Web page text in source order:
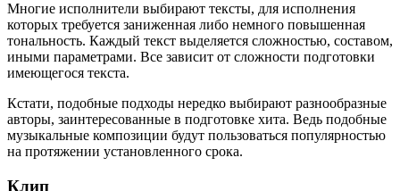
Многие исполнители выбирают тексты, для исполнения
которых требуется заниженная либо немного повышенная
тональность. Каждый текст выделяется сложностью, составом,
иными параметрами. Все зависит от сложности подготовки
имеющегося текста.
Кстати, подобные подходы нередко выбирают разнообразные
авторы, заинтересованные в подготовке хита. Ведь подобные
музыкальные композиции будут пользоваться популярностью
на протяжении установленного срока.
Клип